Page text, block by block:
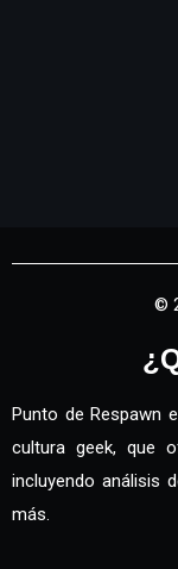
©
Punto de Respawn
cultura geek, que
incluyendo análisis
más.